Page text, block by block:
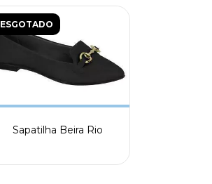
ESGOTADO
Sapatilha Beira Rio